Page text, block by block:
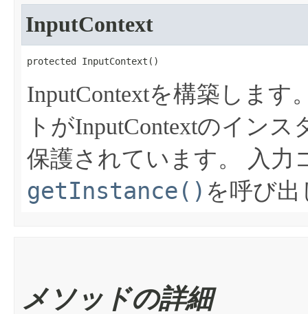
InputContext
protected InputContext​()
InputContextを構築します
トがInputContextのイン
保護されています。
入力
getInstance() を呼び
メソッドの詳細